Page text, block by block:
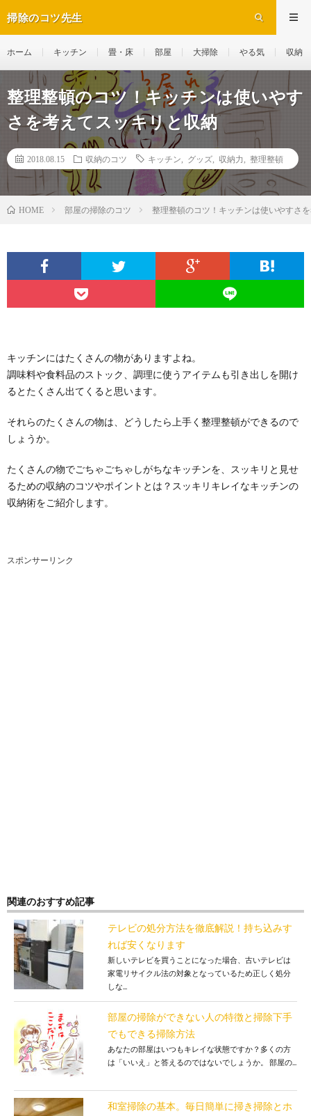
掃除のコツ先生
ホーム キッチン 畳・床 部屋 大掃除 やる気 収納
整理整頓のコツ！キッチンは使いやす
さを考えてスッキリと収納
2018.08.15 収納のコツ キッチン グッズ 収納力 整理整頓
HOME 部屋の掃除のコツ 整理整頓のコツ！キッチンは使いやすさ
キッチンにはたくさんの物がありますよね。
調味料や食料品のストック、調理に使うアイテムも引き出しを開け
るとたくさん出てくると思います。
それらのたくさんの物は、どうしたら上手く整理整頓ができるので
しょうか。
たくさんの物でごちゃごちゃしがちなキッチンを、スッキリと見せ
るための収納のコツやポイントとは？スッキリキレイなキッチンの
収納術をご紹介します。
スポンサーリンク
関連のおすすめ記事
テレビの処分方法を徹底解説！持ち込みす
れば安くなります
新しいテレビを買うことになった場合、古いテレビは
家電リサイクル法の対象となっているため正しく処分
しな...
部屋の掃除ができない人の特徴と掃除下手
でもできる掃除方法
あなたの部屋はいつもキレイな状態ですか？多くの方
は「いいえ」と答えるのではないでしょうか。 部屋の...
和室掃除の基本。毎日簡単に掃き掃除とホ